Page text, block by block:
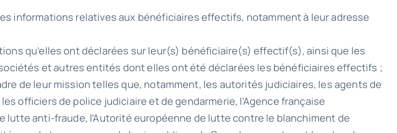
informations relatives aux bénéficiaires effectifs, notamment à leur adresse
qu’elles ont déclarées sur leur(s) bénéficiaire(s) effectif(s), ainsi que les
et autres entités dont elles ont été déclarées les bénéficiaires effectifs ;
de leur mission telles que, notamment, les autorités judiciaires, les agents de
officiers de police judiciaire et de gendarmerie, l’Agence française
lutte anti-fraude, l’Autorité européenne de lutte contre le blanchiment de